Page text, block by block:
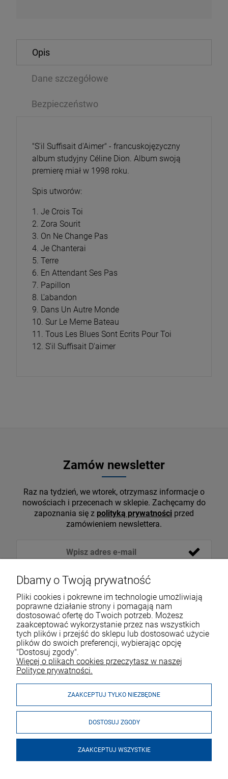
114,99 zł
Opis
Dane szczegółowe
Bezpieczeństwo
"S'il Suffisait d'Aimer" - francuskojęzyczny
album studyjny Céline Dion. Album swoją
premierę miał w 1998 roku.
Spis utworów:
1. Je Crois Toi
2. Zora Sourit
3. On Ne Change Pas
4. Je Chanterai
5. Terre
6. En Attendant Ses Pas
7. Papillon
8. L'abandon
9. Dans Un Autre Monde
10. Sur Le Meme Bateau
11. Tous Les Blues Sont Ecrits Pour Toi
12. S'il Suffisait D'aimer
Zamów newsletter
Raz na tydzień, we wtorek, otrzymasz informacje o
nowościach i przecenach w sklepie. Zachęcamy do
zapoznania się z polityką prywatności przed
zamówieniem newslettera.
VOICESHOP.PL
ZAKUPY
Dbamy o Twoją prywatność
Pliki cookies i pokrewne im technologie umożliwiają
poprawne działanie strony i pomagają nam
dostosować ofertę do Twoich potrzeb. Możesz
zaakceptować wykorzystanie przez nas wszystkich
tych plików i przejść do sklepu lub dostosować użycie
plików do swoich preferencji, wybierając opcję
"Dostosuj zgody".
Więcej o plikach cookies przeczytasz w naszej
Polityce prywatności.
ZAAKCEPTUJ TYLKO NIEZBĘDNE
DOSTOSUJ ZGODY
ZAAKCEPTUJ WSZYSTKIE